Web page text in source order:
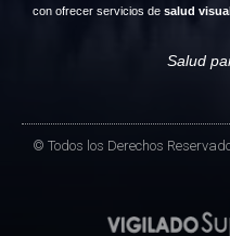
con ofrecer servicios de salud
Salud
© Todos los Derechos